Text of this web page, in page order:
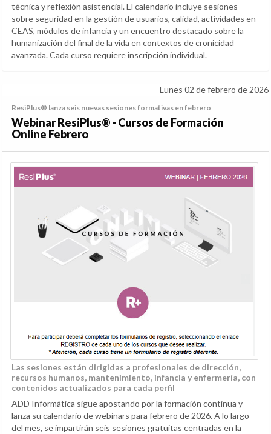
técnica y reflexión asistencial. El calendario incluye sesiones
sobre seguridad en la gestión de usuarios, calidad, actividades en
CEAS, módulos de infancia y un encuentro destacado sobre la
humanización del final de la vida en contextos de cronicidad
avanzada. Cada curso requiere inscripción individual.
Lunes 02 de febrero de 2026
ResiPlus® lanza seis nuevas sesiones formativas en febrero
Webinar ResiPlus® - Cursos de Formación
Online Febrero
Las sesiones están dirigidas a profesionales de dirección,
recursos humanos, mantenimiento, infancia y enfermería, con
contenidos actualizados para cada perfil
ADD Informática sigue apostando por la formación continua y
lanza su calendario de webinars para febrero de 2026. A lo largo
del mes, se impartirán seis sesiones gratuitas centradas en la